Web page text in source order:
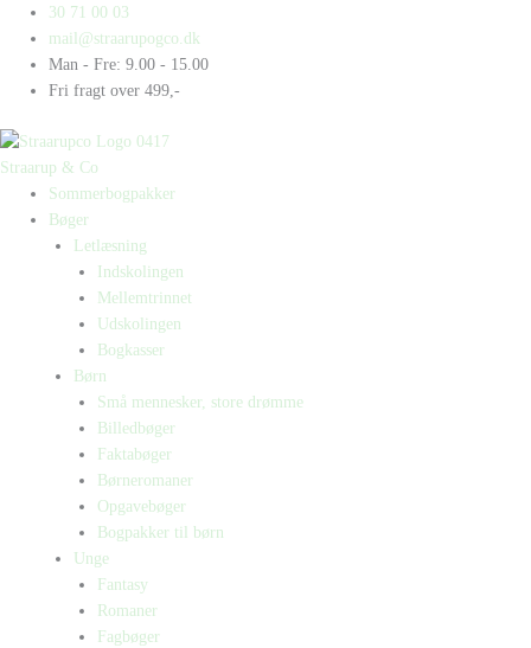
indholdet
30 71 00 03
mail@straarupogco.dk
Man - Fre: 9.00 - 15.00
Fri fragt over 499,-
Straarup & Co
Sommerbogpakker
Bøger
Letlæsning
Indskolingen
Mellemtrinnet
Udskolingen
Bogkasser
Børn
Små mennesker, store drømme
Billedbøger
Faktabøger
Børneromaner
Opgavebøger
Bogpakker til børn
Unge
Fantasy
Romaner
Fagbøger
Products
search
Products
search